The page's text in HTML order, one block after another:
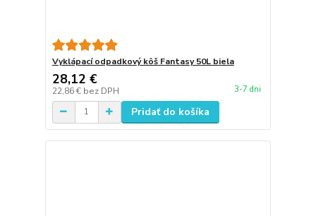
Vyklápací odpadkový kôš Fantasy 50L biela
28,12 €
22,86 € bez DPH 3-7 dni
Pridať do košíka